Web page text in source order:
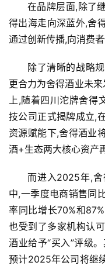
在品牌层面,除了
得出海走向深蓝外,舍
通过创新传播,向消费
除了清晰的战略
更合力为舍得酒业未
上,随着四川沱牌舍得
技公司正式揭牌成立,
资源赋能下,舍得酒业
酒+生态两大核心资产
而进入2025年,
中,一季度电商销售同
率同比增长70%和
也受到了多家机构认
酒业给予“买入”评级
预计2025年公司将继